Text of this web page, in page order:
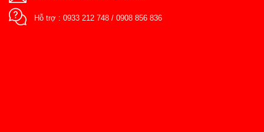
Hỗ trợ :0933 212 748 /0908 856 836